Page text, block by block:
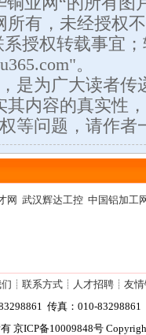
有，未经授权
系授权转载事宜
。
是为广大读者传
内容的真实性
等问题，请作者